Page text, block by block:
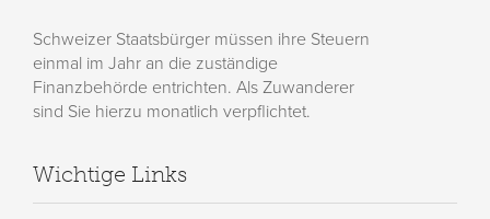
Schweizer Staatsbürger müssen ihre Steuern
einmal im Jahr an die zuständige
Finanzbehörde entrichten. Als Zuwanderer
sind Sie hierzu monatlich verpflichtet.
Wichtige Links